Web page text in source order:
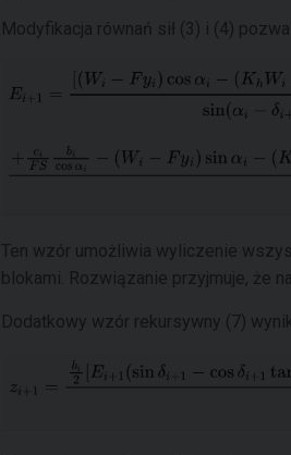
Modyfikacja równań sił (3) i (4)
Ten wzór umożliwia wyliczenie
blokami. Rozwiązanie przyjmuje, że
Dodatkowy wzór rekursywny (7)